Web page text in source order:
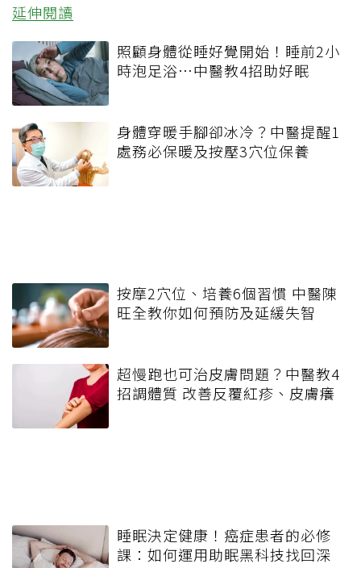
延伸閱讀
照顧身體從睡好覺開始！睡前2小
時泡足浴…中醫教4招助好眠
身體穿暖手腳卻冰冷？中醫提醒1
處務必保暖及按壓3穴位保養
按摩2穴位、培養6個習慣 中醫陳
旺全教你如何預防及延緩失智
超慢跑也可治皮膚問題？中醫教4
招調體質 改善反覆紅疹、皮膚癢
睡眠決定健康！癌症患者的必修
課：如何運用助眠黑科技找回深